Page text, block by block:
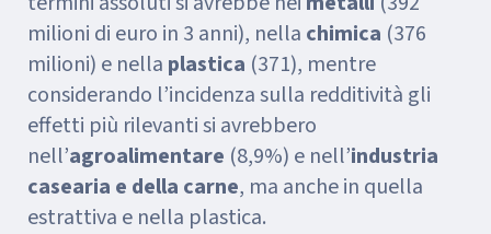
milioni di euro in 3 anni), nella chimica (376
milioni) e nella plastica (371), mentre
considerando l’incidenza sulla redditività gli
effetti più rilevanti si avrebbero
nell’agroalimentare (8,9%) e nell’industria
casearia e della carne, ma anche in quella
estrattiva e nella plastica.